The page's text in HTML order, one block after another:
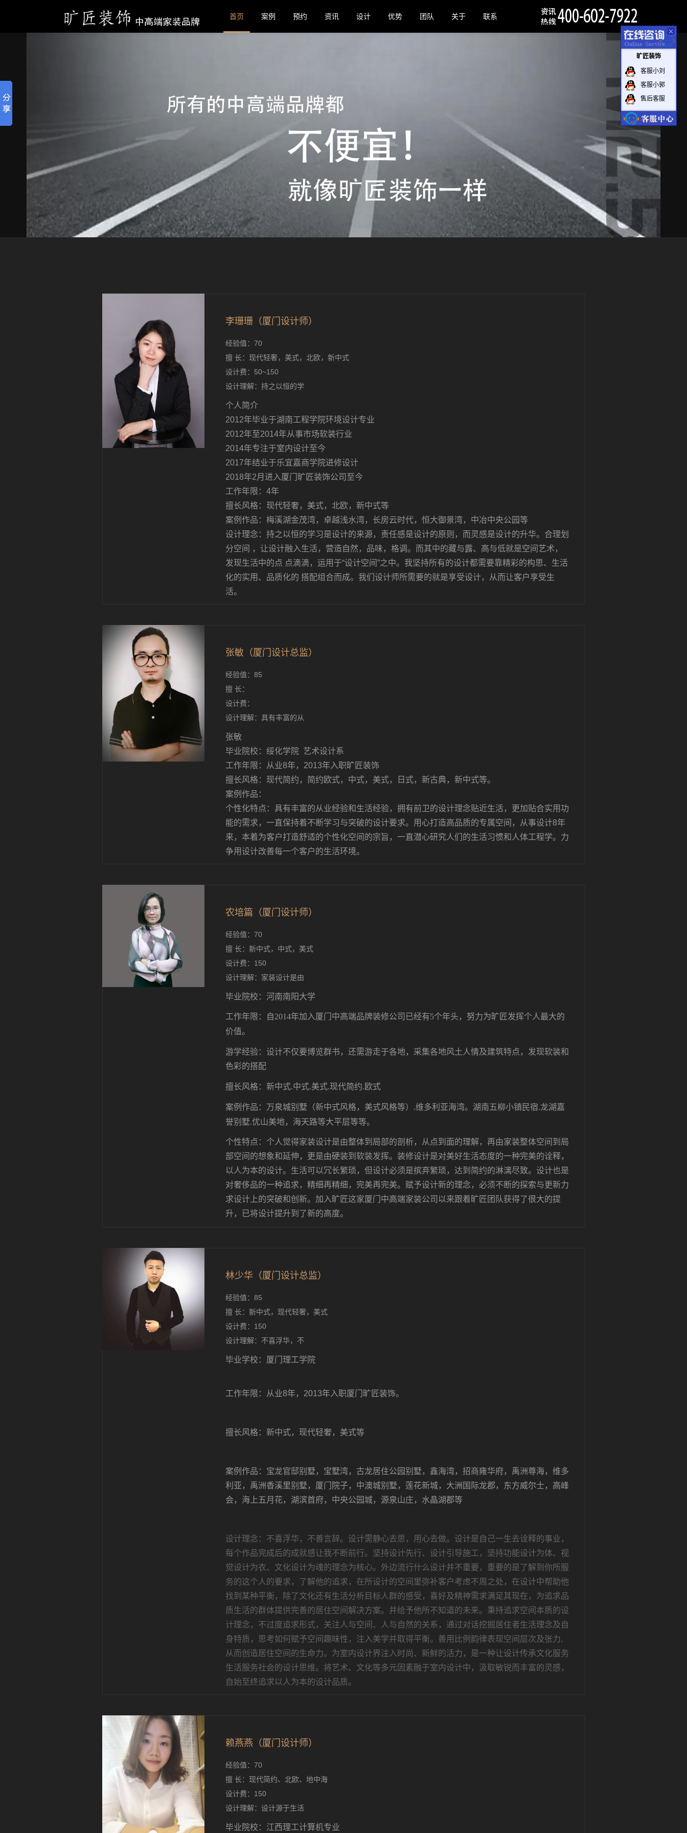
首页 案例 预约 资讯 设计 优势 团队 关于 联系
李珊珊（厦门设计师）
经验值：70
擅 长：现代轻奢，美式，北欧，新中式
设计费：50~150
设计理解：持之以恒的学
个人简介
2012年毕业于湖南工程学院环境设计专业
2012年至2014年从事市场软装行业
2014年专注于室内设计至今
2017年结业于乐宜嘉商学院进修设计
2018年2月进入厦门旷匠装饰公司至今
工作年限：4年
擅长风格：现代轻奢，美式，北欧，新中式等
案例作品：梅溪湖金茂湾，卓越浅水湾，长房云时代，恒大御景湾，中冶中央公园等
设计理念：持之以恒的学习是设计的来源，责任感是设计的原则，而灵感是设计的升华。合理划
分空间 ，让设计融入生活，营造自然，品味，格调。而其中的藏与露、高与低就是空间艺术，
发现生活中的点 点滴滴，运用于“设计空间”之中。我坚持所有的设计都需要靠精彩的构思、生活
化的实用、品质化的 搭配组合而成。我们设计师所需要的就是享受设计，从而让客户享受生
活。
张敏（厦门设计总监）
经验值：85
擅 长：
设计费：
设计理解：具有丰富的从
张敏
毕业院校：绥化学院 艺术设计系
工作年限：从业8年，2013年入职旷匠装饰
擅长风格：现代简约，简约欧式，中式，美式，日式，新古典，新中式等。
案例作品：
个性化特点：具有丰富的从业经验和生活经验，拥有前卫的设计理念贴近生活，更加贴合实用功
能的需求，一直保持着不断学习与突破的设计要求。用心打造高品质的专属空间，从事设计8年
来，本着为客户打造舒适的个性化空间的宗旨，一直潜心研究人们的生活习惯和人体工程学。力
争用设计改善每一个客户的生活环境。
农培篇（厦门设计师）
经验值：70
擅 长：新中式，中式，美式
设计费：150
设计理解：家装设计是由
毕业院校：河南南阳大学
工作年限： 自2014年加入厦门中高端品牌装修公司已经有5个年头，努力为旷匠发挥个人最大的
价值。
游学经验：设计不仅要博览群书，还需游走于各地，采集各地风土人情及建筑特点，发现软装和
色彩的搭配
擅长风格：新中式.中式.美式.现代简约.欧式
案例作品：万泉城别墅（新中式风格，美式风格等） .维多利亚海湾。湖南五柳小镇民宿.龙湖嘉
誉别墅.优山美地，海天路等大平层等等。
个性特点：个人觉得家装设计是由整体到局部的剖析，从点到面的理解，再由家装整体空间到局
部空间的想象和延伸，更是由硬装到软装发挥。装修设计是对美好生活态度的一种完美的诠释，
以人为本的设计。生活可以冗长繁琐，但设计必须是摈弃繁琐，达到简约的淋漓尽致。设计也是
对奢侈品的一种追求，精细再精细，完美再完美。赋予设计新的理念，必须不断的探索与更新力
求设计上的突破和创新。加入旷匠这家厦门中高端家装公司以来跟着旷匠团队获得了很大的提
升，已将设计提升到了新的高度。
林少华（厦门设计总监）
经验值：85
擅 长：新中式，现代轻奢，美式
设计费：150
设计理解：不喜浮华，不
毕业学校：厦门理工学院
工作年限：从业8年，2013年入职厦门旷匠装饰。
擅长风格：新中式，现代轻奢，美式等
案例作品：宝龙官邸别墅，宝墅湾，古龙居住公园别墅，鑫海湾，招商雍华府，禹洲尊海，维多
利亚，禹洲香溪里别墅，厦门院子，中澳城别墅，莲花新城，大洲国际龙郡，东方威尔士，高峰
会，海上五月花，湖滨首府，中央公园城，源泉山庄，水晶湖郡等
设计理念：不喜浮华，不善言辞。设计需静心去思，用心去做。设计是自己一生去诠释的事业，
每个作品完成后的成就感让我不断前行。坚持设计先行、设计引导施工，坚持功能设计为体、视
觉设计为衣、文化设计为魂的理念为核心。外边流行什么设计并不重要，重要的是了解到你所服
务的这个人的要求，了解他的追求，在所设计的空间里弥补客户考虑不周之处，在设计中帮助他
找到某种平衡，除了文化还有生活分析目标人群的感受，喜好及精神需求满足其现在，为追求品
质生活的群体提供完善的居住空间解决方案。并给予他所不知道的未来。秉持追求空间本质的设
计理念，不过度追求形式，关注人与空间、人与自然的关系，通过对话挖掘居住者生活理念及自
身特质，思考如何赋予空间趣味性，注入美学并取得平衡。善用比例韵律表现空间层次及张力,
从而创造居住空间的生命力。为室内设计界注入时尚、新鲜的活力，是一种让设计传承文化服务
生活服务社会的设计思维。将艺术、文化等多元因素融于室内设计中，汲取敏锐而丰富的灵感，
自始至终追求以人为本的设计品质。
赖燕燕（厦门设计师）
经验值：70
擅 长：现代简约、北欧、地中海
设计费：150
设计理解：设计源于生活
毕业院校：江西理工计算机专业
旷匠装饰
客服小刘
客服小郭
售后客服